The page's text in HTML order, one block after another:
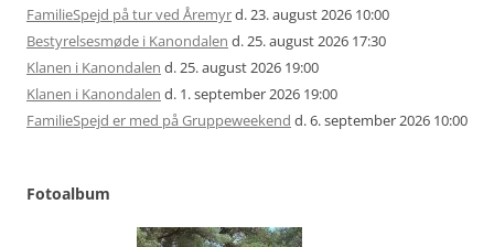
FamilieSpejd på tur ved Åremyrd. 23. august 2026 10:00
Bestyrelsesmøde i Kanondalen d. 25. august 2026 17:30
Klanen i Kanondalen d. 25. august 2026 19:00
Klanen i Kanondalen d. 1. september 2026 19:00
FamilieSpejd er med på Gruppeweekend d. 6. september 2026 10:00
Fotoalbum